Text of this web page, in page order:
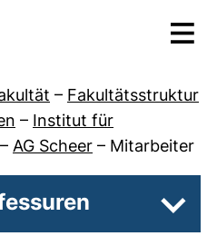
Menü
– Fakultätsstruktur
– Institut für
– AG Scheer – Mitarbeiter